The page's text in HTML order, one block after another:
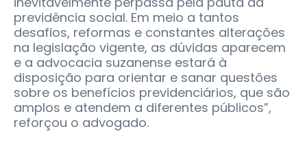
previdência social. Em meio a tantos
desafios, reformas e constantes alterações
na legislação vigente, as dúvidas aparecem
e a advocacia suzanense estará à
disposição para orientar e sanar questões
sobre os benefícios previdenciários, que são
amplos e atendem a diferentes públicos”,
reforçou o advogado.